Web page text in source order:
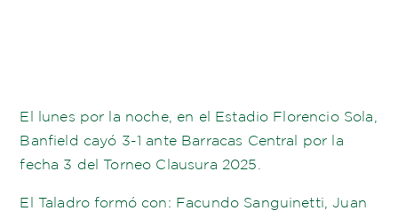
El lunes por la noche, en el Estadio Florencio Sola,
Banfield cayó 3-1 ante Barracas Central por la
fecha 3 del Torneo Clausura 2025.
El Taladro formó con: Facundo Sanguinetti, Juan